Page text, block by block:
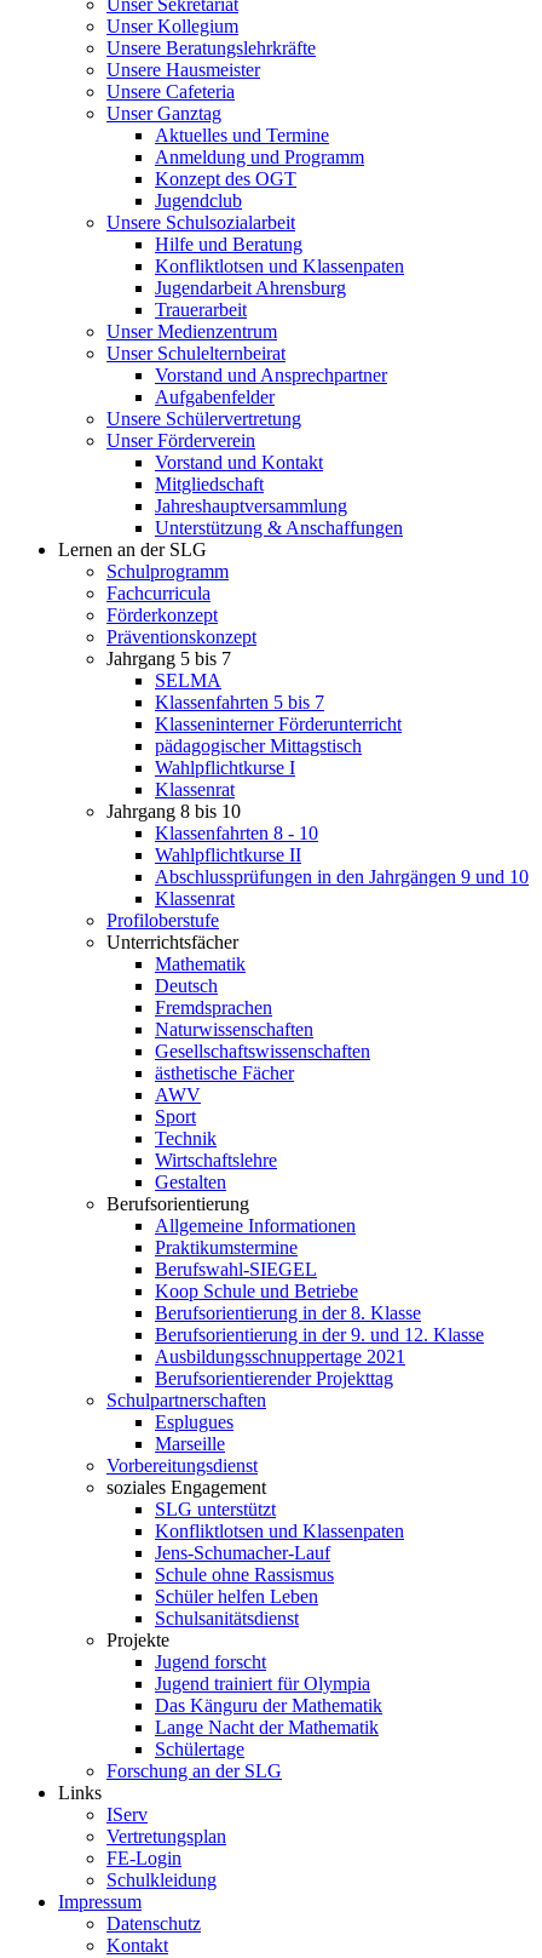
Unser Sekretariat
Unser Kollegium
Unsere Beratungslehrkräfte
Unsere Hausmeister
Unsere Cafeteria
Unser Ganztag
Aktuelles und Termine
Anmeldung und Programm
Konzept des OGT
Jugendclub
Unsere Schulsozialarbeit
Hilfe und Beratung
Konfliktlotsen und Klassenpaten
Jugendarbeit Ahrensburg
Trauerarbeit
Unser Medienzentrum
Unser Schulelternbeirat
Vorstand und Ansprechpartner
Aufgabenfelder
Unsere Schülervertretung
Unser Förderverein
Vorstand und Kontakt
Mitgliedschaft
Jahreshauptversammlung
Unterstützung & Anschaffungen
Lernen an der SLG
Schulprogramm
Fachcurricula
Förderkonzept
Präventionskonzept
Jahrgang 5 bis 7
SELMA
Klassenfahrten 5 bis 7
Klasseninterner Förderunterricht
pädagogischer Mittagstisch
Wahlpflichtkurse I
Klassenrat
Jahrgang 8 bis 10
Klassenfahrten 8 - 10
Wahlpflichtkurse II
Abschlussprüfungen in den Jahrgängen 9 und 10
Klassenrat
Profiloberstufe
Unterrichtsfächer
Mathematik
Deutsch
Fremdsprachen
Naturwissenschaften
Gesellschaftswissenschaften
ästhetische Fächer
AWV
Sport
Technik
Wirtschaftslehre
Gestalten
Berufsorientierung
Allgemeine Informationen
Praktikumstermine
Berufswahl-SIEGEL
Koop Schule und Betriebe
Berufsorientierung in der 8. Klasse
Berufsorientierung in der 9. und 12. Klasse
Ausbildungsschnuppertage 2021
Berufsorientierender Projekttag
Schulpartnerschaften
Esplugues
Marseille
Vorbereitungsdienst
soziales Engagement
SLG unterstützt
Konfliktlotsen und Klassenpaten
Jens-Schumacher-Lauf
Schule ohne Rassismus
Schüler helfen Leben
Schulsanitätsdienst
Projekte
Jugend forscht
Jugend trainiert für Olympia
Das Känguru der Mathematik
Lange Nacht der Mathematik
Schülertage
Forschung an der SLG
Links
IServ
Vertretungsplan
FE-Login
Schulkleidung
Impressum
Datenschutz
Kontakt